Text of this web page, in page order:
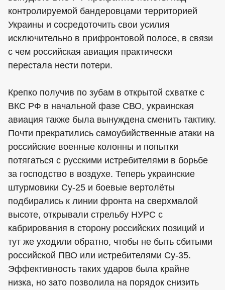
контролируемой бандеровцами территорией
Украины и сосредоточить свои усилия
исключительно в прифронтовой полосе, в связи
с чем российская авиация практически
перестала нести потери.
Крепко получив по зубам в открытой схватке с
ВКС РФ в начальной фазе СВО, украинская
авиация также была вынуждена сменить тактику.
Почти прекратились самоубийственные атаки на
российские военные колонны и попытки
потягаться с русскими истребителями в борьбе
за господство в воздухе. Теперь украинские
штурмовики Су-25 и боевые вертолёты
подбирались к линии фронта на сверхмалой
высоте, открывали стрельбу НУРС с
кабрирования в сторону российских позиций и
тут же уходили обратно, чтобы не быть сбитыми
российской ПВО или истребителями Су-35.
Эффективность таких ударов была крайне
низка, но зато позволила на порядок снизить